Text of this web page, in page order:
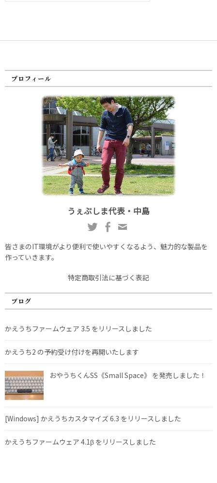
プロフィール
うぇぶしま代表・中島
皆さまのIT環境がより便利で使いやすくなるよう、魅力的な製品を
作っていきます。
特定商取引法に基づく表記
ブログ
かえうちファームウェア 3.5 をリリースしました
かえうち2 の予約受け付けを再開いたします
おやうちくんSS《Small Space》 を発売しました！
[Windows] かえうちカスタマイズ 6.3 をリリースしました
かえうちファームウェア 4.1β をリリースしました